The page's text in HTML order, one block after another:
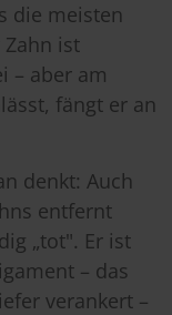
die meisten
ist
– aber am
fängt er an
denkt: Auch
entfernt
„tot". Er ist
– das
verankert –